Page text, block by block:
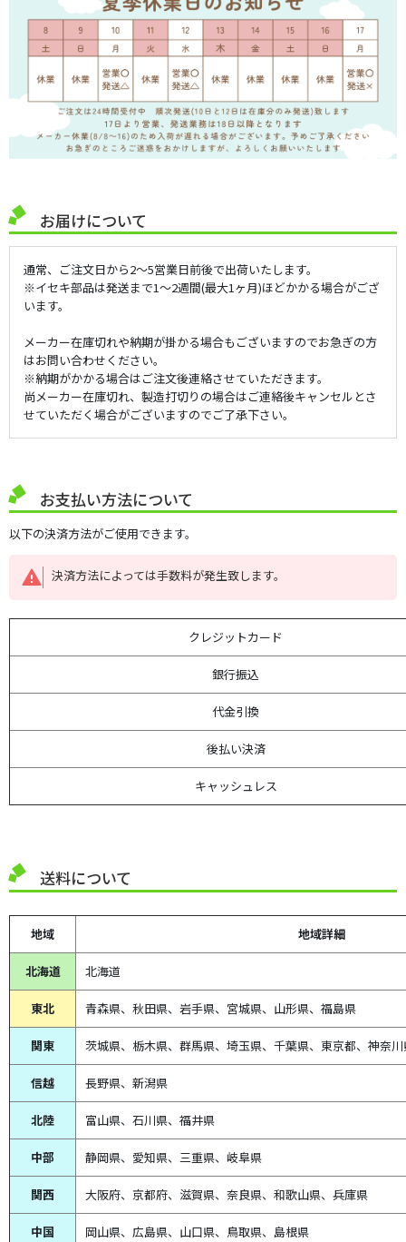
お届けについて
通常、ご注文日から2～5営業日前後で出荷いたします。
※イセキ部品は発送まで1～2週間(最大1ヶ月)ほどかかる場合がござ
います。
メーカー在庫切れや納期が掛かる場合もございますのでお急ぎの方
はお問い合わせください。
※納期がかかる場合はご注文後連絡させていただきます。
尚メーカー在庫切れ、製造打切りの場合はご連絡後キャンセルとさ
せていただく場合がございますのでご了承下さい。
お支払い方法について
以下の決済方法がご使用できます。
決済方法によっては手数料が発生致します。
クレジットカード
銀行振込
代金引換
後払い決済
キャッシュレス
送料について
地域 地域詳細
北海道 北海道
東北 青森県、 秋田県、 岩手県、宮城県、山形県、福島県
関東 茨城県、栃木県、群馬県、埼玉県、千葉県、東京都、神奈
信越 長野県、新潟県
北陸 富山県、 石川県、 福井県
中部 静岡県、 愛知県、 三重県、 岐阜県
関西 大阪府、京都府、滋賀県、奈良県、和歌山県、兵庫県
中国 岡山県、広島県、山口県、鳥取県、島根県